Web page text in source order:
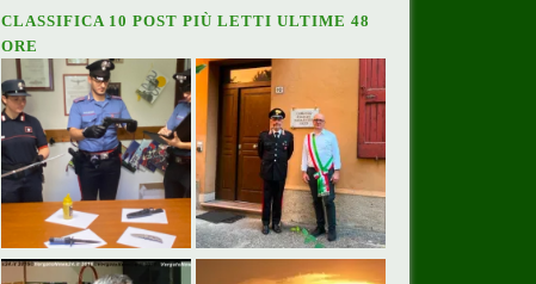
CLASSIFICA 10 POST PIÙ LETTI ULTIME 48
ORE